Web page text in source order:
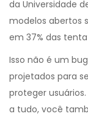
da Universidade
modelos abertos
em 37% das
Isso não é um
projetados para
proteger
a tudo, você